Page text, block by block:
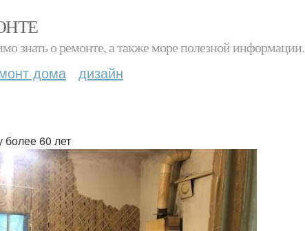
знать о ремонте, а также море полезной информации.
дома дизайн
более 60 лет